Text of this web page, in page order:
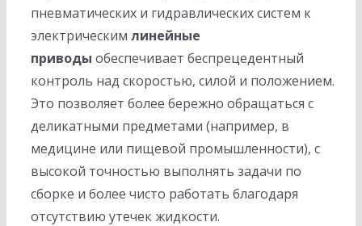
пневматических и гидравлических систем к
электрическим линейные
приводы обеспечивает беспрецедентный
контроль над скоростью, силой и положением.
Это позволяет более бережно обращаться с
деликатными предметами (например, в
медицине или пищевой промышленности), с
высокой точностью выполнять задачи по
сборке и более чисто работать благодаря
отсутствию утечек жидкости.